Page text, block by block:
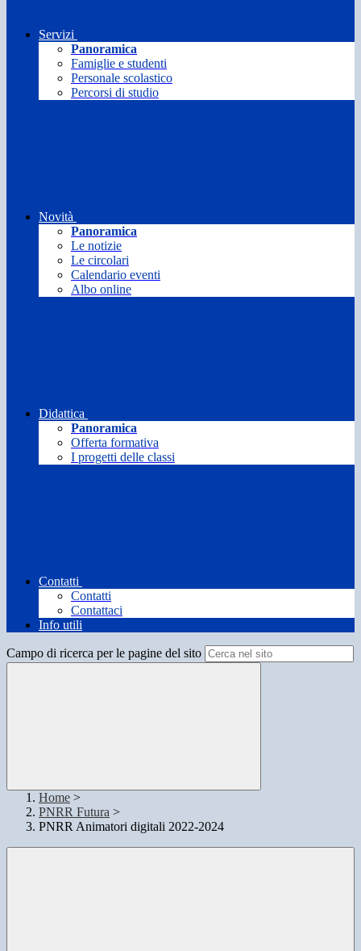
Servizi
Panoramica
Famiglie e studenti
Personale scolastico
Percorsi di studio
Novità
Panoramica
Le notizie
Le circolari
Calendario eventi
Albo online
Didattica
Panoramica
Offerta formativa
I progetti delle classi
Contatti
Contatti
Contattaci
Info utili
Campo di ricerca per le pagine del sito
Home >
PNRR Futura >
PNRR Animatori digitali 2022-2024